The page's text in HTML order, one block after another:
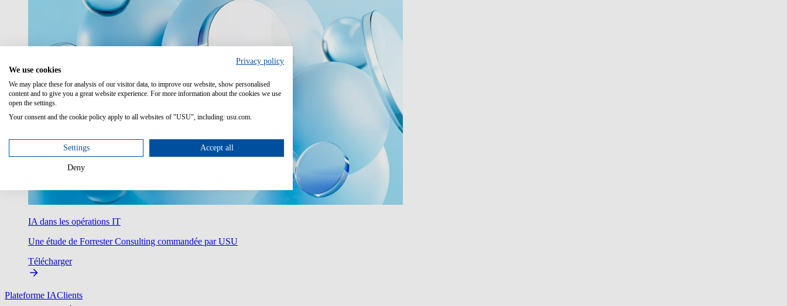
IA dans les opérations IT
Une étude de Forrester Consulting commandée par USU
Télécharger
Plateforme IAClients
Privacy policy
We use cookies
We may place these for analysis of our visitor data, to improve our website, show personalised
content and to give you a great website experience. For more information about the cookies we use
open the settings.
Your consent and the cookie policy apply to all websites of "USU", including: usu.com.
Settings Accept all
Deny